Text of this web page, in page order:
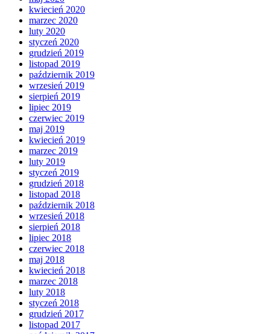
kwiecień 2020
marzec 2020
luty 2020
styczeń 2020
grudzień 2019
listopad 2019
październik 2019
wrzesień 2019
sierpień 2019
lipiec 2019
czerwiec 2019
maj 2019
kwiecień 2019
marzec 2019
luty 2019
styczeń 2019
grudzień 2018
listopad 2018
październik 2018
wrzesień 2018
sierpień 2018
lipiec 2018
czerwiec 2018
maj 2018
kwiecień 2018
marzec 2018
luty 2018
styczeń 2018
grudzień 2017
listopad 2017